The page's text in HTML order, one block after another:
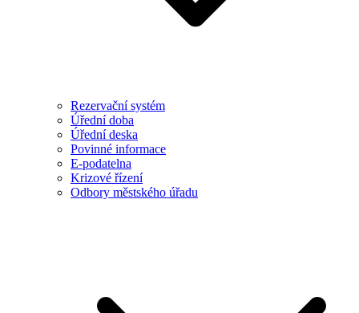
Rezervační systém
Úřední doba
Úřední deska
Povinné informace
E-podatelna
Krizové řízení
Odbory městského úřadu